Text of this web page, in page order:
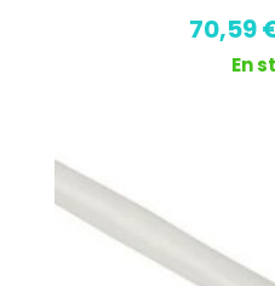
70,59
En